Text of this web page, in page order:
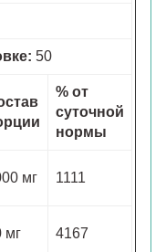
50
% от
суточной
нормы
мг 1111
мг 4167